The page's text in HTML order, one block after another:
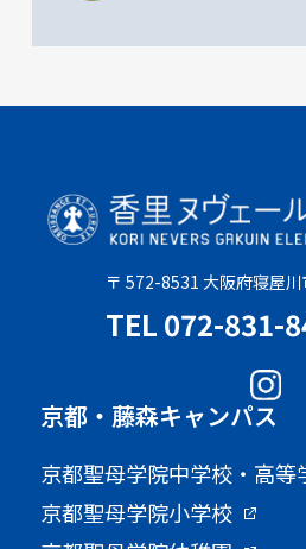
〒 572-8531 大阪府寝屋
TEL 072-831-
京都・藤森キャンパス
京都聖母学院中学校・高等
京都聖母学院小学校